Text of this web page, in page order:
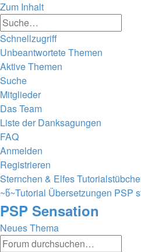
Zum Inhalt
Schnellzugriff
Unbeantwortete Themen
Aktive Themen
Suche
Mitglieder
Das Team
Liste der Danksagungen
FAQ
Anmelden
Registrieren
Sternchen & Elfes
~წ~Tutorial Übersetzungen PSP
PSP Sensation
Neues Thema